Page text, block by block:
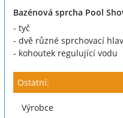
Bazénová sprcha Pool
- tyč
- dvě různé sprchovací
- kohoutek regulující vodu
Ostatní:
Výrobce